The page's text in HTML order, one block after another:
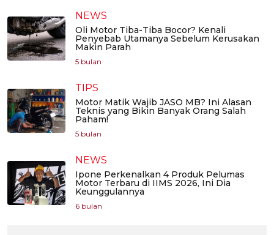
NEWS
Oli Motor Tiba-Tiba Bocor? Kenali
Penyebab Utamanya Sebelum Kerusakan
Makin Parah
5 bulan
TIPS
Motor Matik Wajib JASO MB? Ini Alasan
Teknis yang Bikin Banyak Orang Salah
Paham!
5 bulan
NEWS
Ipone Perkenalkan 4 Produk Pelumas
Motor Terbaru di IIMS 2026, Ini Dia
Keunggulannya
6 bulan